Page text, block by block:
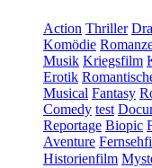
Action Thriller
Komödie
Musik Kriegsfilm
Erotik
Musical Fantasy
Comedy test
Reportage Biopic
Aventure
Historienfilm